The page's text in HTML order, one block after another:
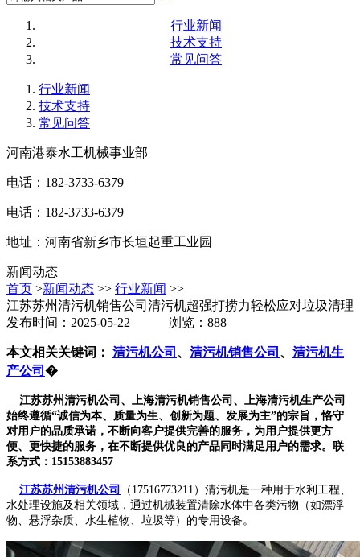
行业新闻
技术支持
常见问答
行业新闻
技术支持
常见问答
河南港泰水工机械事业部
电话：182-3733-6379
电话：182-3733-6379
地址：河南省新乡市长垣起重工业园
新闻动态
首页 >新闻动态 >> 行业新闻 >>
江苏苏州清污机销售公司清污机超强打捞力轻松应对垃圾清理
发布时间：2025-05-22 浏览：888
本文相关关键词： 清污机公司 、 清污机销售公司 、 清污机生
产公司 �
江苏苏州清污机公司、上海清污机销售公司、上海清污机生产公司
始终遵循“诚信为本、质量为生、创新为题、发展为主”的宗旨，恪守
对用户的品质承诺，不断向客户提供完善的服务，为用户提供更方
便、更快捷的服务，在不断提供优良的产品同时满足用户的需求。联
系方式：15153883457
江苏苏州清污机公司
（17516773211）清污机是一种用于水利工程、
水处理设施及相关领域，通过机械装置清除水体中各类污物（如漂浮
物、悬浮杂质、水生植物、垃圾等）的专用设备。